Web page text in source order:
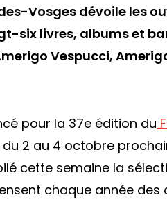
Vosges dévoile les
six livres, albums et
Vespucci,
pour la 37e édition du
du 2 au 4 octobre
cette semaine la
chaque année